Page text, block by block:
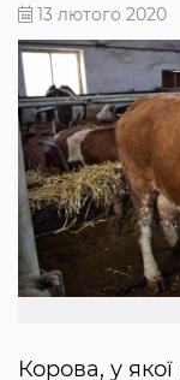
13 лютого 2020
Корова, у